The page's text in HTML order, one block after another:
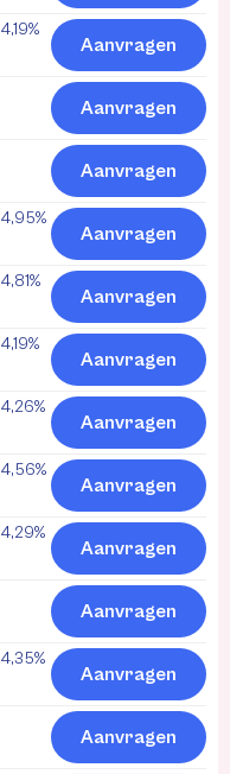
4,19%
Aanvragen
Aanvragen
Aanvragen
4,95%
Aanvragen
4,81%
Aanvragen
4,19%
Aanvragen
4,26%
Aanvragen
4,56%
Aanvragen
4,29%
Aanvragen
Aanvragen
4,35%
Aanvragen
Aanvragen